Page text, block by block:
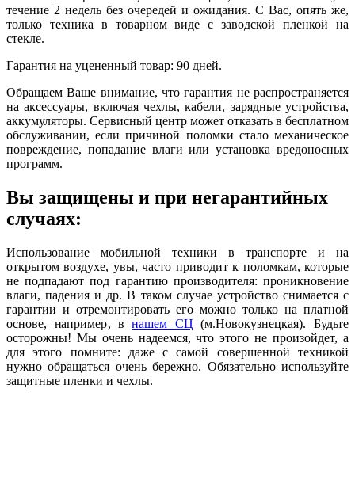
течение 2 недель без очередей и ожидания. С Вас, опять же,
только техника в товарном виде с заводской пленкой на
стекле.
Гарантия на уцененный товар: 90 дней.
Обращаем Ваше внимание, что гарантия не распространяется
на аксессуары, включая чехлы, кабели, зарядные устройства,
аккумуляторы. Сервисный центр может отказать в бесплатном
обслуживании, если причиной поломки стало механическое
повреждение, попадание влаги или установка вредоносных
программ.
Вы защищены и при негарантийных
случаях:
Использование мобильной техники в транспорте и на
открытом воздухе, увы, часто приводит к поломкам, которые
не подпадают под гарантию производителя: проникновение
влаги, падения и др. В таком случае устройство снимается с
гарантии и отремонтировать его можно только на платной
основе, например, внашем СЦ (м.Новокузнецкая). Будьте
осторожны! Мы очень надеемся, что этого не произойдет, а
для этого помните: даже с самой совершенной техникой
нужно обращаться очень бережно. Обязательно используйте
защитные пленки и чехлы.